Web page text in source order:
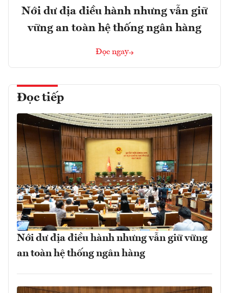
Nới dư địa điều hành nhưng vẫn giữ
vững an toàn hệ thống ngân hàng
Đọc ngay
Đọc tiếp
Nới dư địa điều hành nhưng vẫn giữ vững
an toàn hệ thống ngân hàng